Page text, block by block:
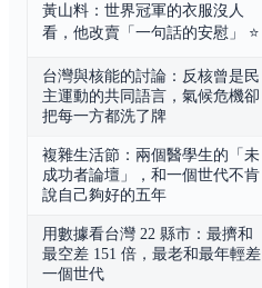
黃山料：世界冠軍的衣服沒人
看，他改賣「一句話的安慰」
⭐
台灣與核能的討論：反核曾是民
主運動的共同語言，氣候危機卻
把每一方都洗了牌
複雜生活節：兩個醫學生的「未
成功者論壇」，和一個世代不肯
說自己夠好的五年
用數據看台灣 22 縣市：最擠和
最空差 151 倍，最老和最年輕差
一個世代